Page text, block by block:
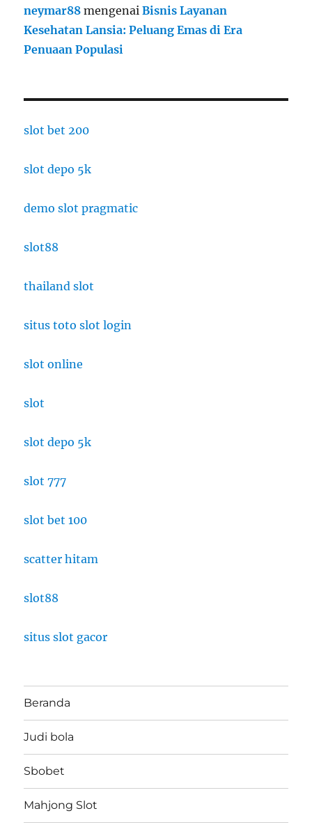
neymar88 mengenaiBisnis Layanan
Kesehatan Lansia: Peluang Emas di Era
Penuaan Populasi
slot bet 200
slot depo 5k
demo slot pragmatic
slot88
thailand slot
situs toto slot login
slot online
slot
slot depo 5k
slot 777
slot bet 100
scatter hitam
slot88
situs slot gacor
Beranda
Judi bola
Sbobet
Mahjong Slot